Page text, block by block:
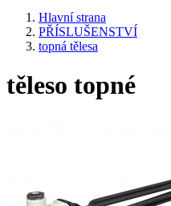
Hlavní strana
PŘÍSLUŠENSTVÍ
topná tělesa
těleso topné